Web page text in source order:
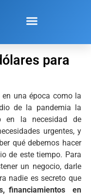
para
en una época como la
de la pandemia la
en la necesidad de
urgentes, y
qué debemos hacer
de este tiempo. Para
un negocio, darle
nadie es secreto que
financiamientos en